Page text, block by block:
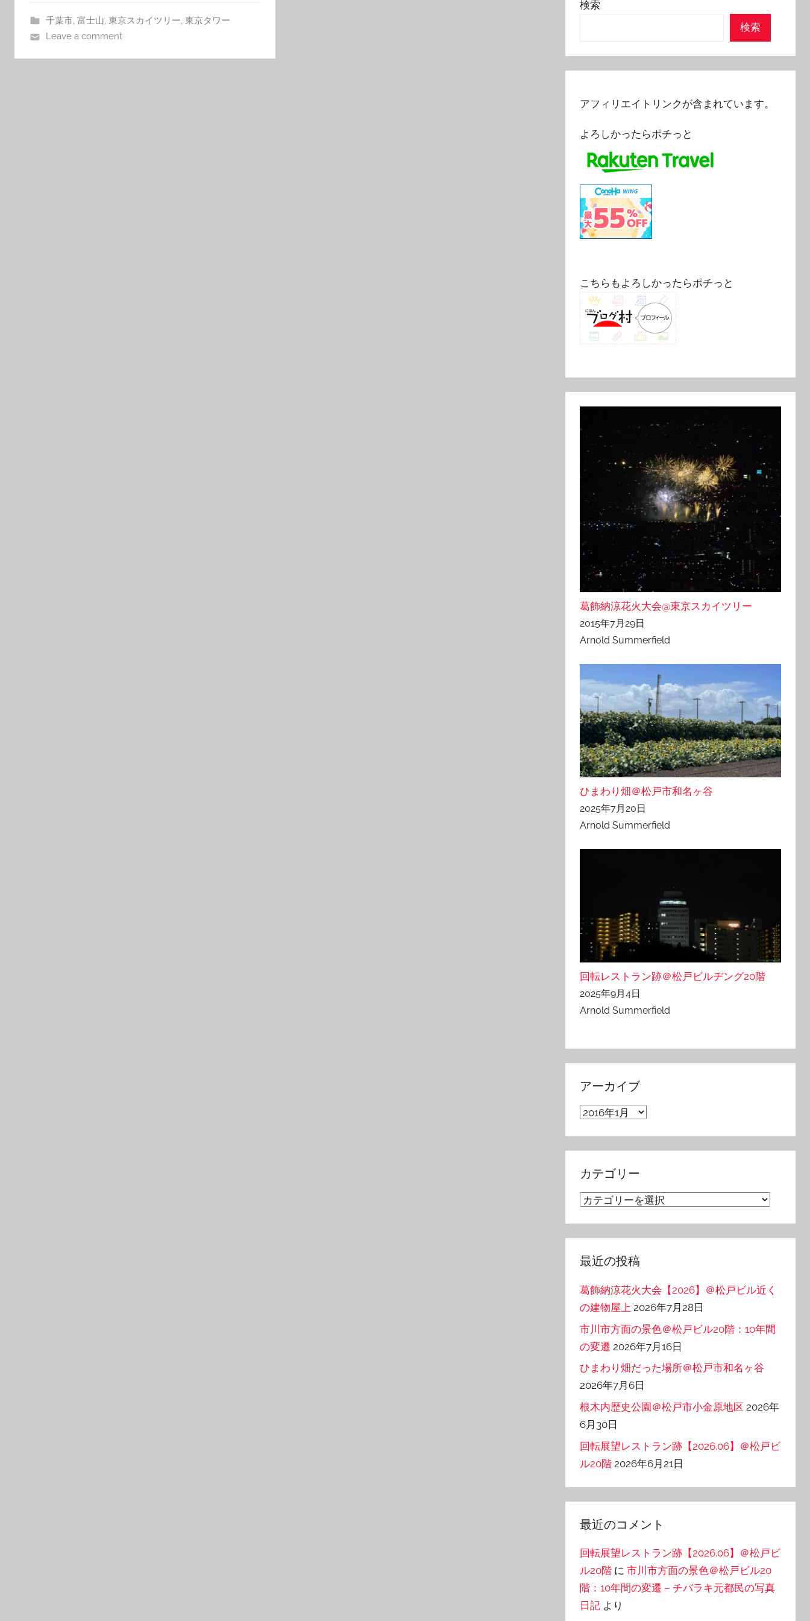
千葉市, 富士山, 東京スカイツリー, 東京タワー
Leave a comment
検索
検索
アフィリエイトリンクが含まれています。
よろしかったらポチっと
こちらもよろしかったらポチっと
葛飾納涼花火大会@東京スカイツリー
2015年7月29日
Arnold Summerfield
ひまわり畑＠松戸市和名ヶ谷
2025年7月20日
Arnold Summerfield
回転レストラン跡＠松戸ビルヂング20階
2025年9月4日
Arnold Summerfield
アーカイブ
ア
ブ
カテゴリー
カ
ー
最近の投稿
葛飾納涼花火大会【2026】＠松戸ビル近く
の建物屋上 2026年7月28日
市川市方面の景色＠松戸ビル20階：10年間
の変遷 2026年7月16日
ひまわり畑だった場所＠松戸市和名ヶ谷
2026年7月6日
根木内歴史公園＠松戸市小金原地区 2026年
6月30日
回転展望レストラン跡【2026.06】＠松戸ビ
ル20階 2026年6月21日
最近のコメント
回転展望レストラン跡【2026.06】＠松戸ビ
ル20階 に市川市方面の景色＠松戸ビル20
階：10年間の変遷 – チバラキ元都民の写真
日記 より